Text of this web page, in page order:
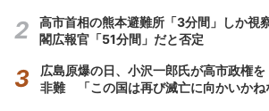
高市首相の熊本避難所「3分間」しか
閣広報官「51分間」だと否定
広島原爆の日、小沢一郎氏が高市政権
非難 「この国は再び滅亡に向かいかね